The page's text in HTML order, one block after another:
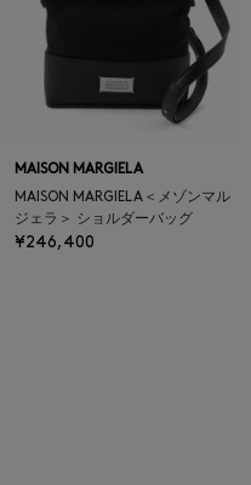
MAISON MARGIELA
MAISON MARGIELA＜メゾンマル
ジェラ＞ ショルダーバッグ
¥246,400